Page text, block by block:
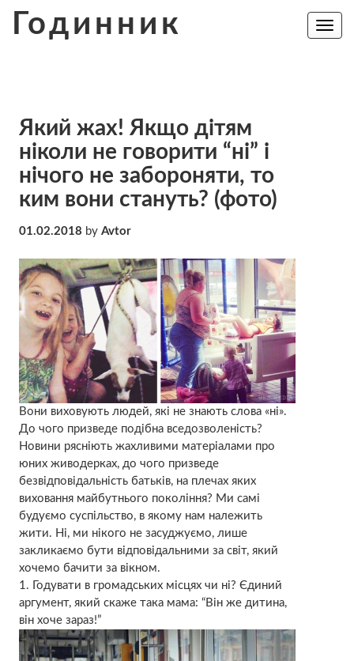
Годинник
Toggle
Який жах! Якщо дітям
ніколи не говорити “ні” і
нічого не забороняти, то
ким вони стануть? (фото)
01.02.2018 by Avtor
Вони виховують людей, які не знають слова «ні».
До чого призведе подібна вседозволеність?
Новини рясніють жахливими матеріалами про
юних живодерках, до чого призведе
безвідповідальність батьків, на плечах яких
виховання майбутнього покоління? Ми самі
будуємо суспільство, в якому нам належить
жити. Ні, ми нікого не засуджуємо, лише
закликаємо бути відповідальними за світ, який
хочемо бачити за вікном.
1. Годувати в громадських місцях чи ні? Єдиний
аргумент, який скаже така мама: “Він же дитина,
він хоче зараз!”